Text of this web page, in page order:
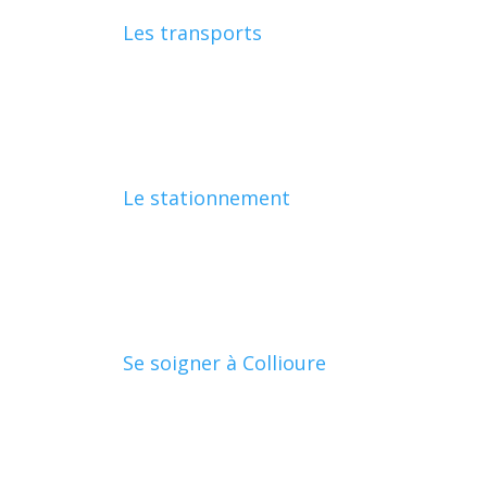
Les transports
Le stationnement
Se soigner à Collioure